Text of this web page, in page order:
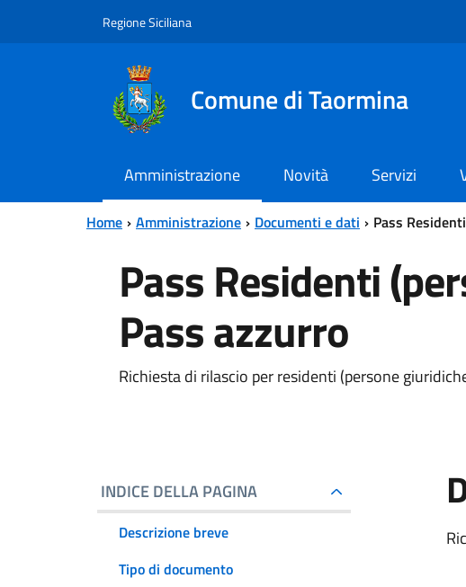
Regione Siciliana
Comune di Taormina
Amministrazione Novità Servizi
Home Amministrazione Documenti e dati Pass
Pass Residenti
Pass azzurro
Richiesta di rilascio per residenti (persone
INDICE DELLA PAGINA
Descrizione breve
Tipo di documento